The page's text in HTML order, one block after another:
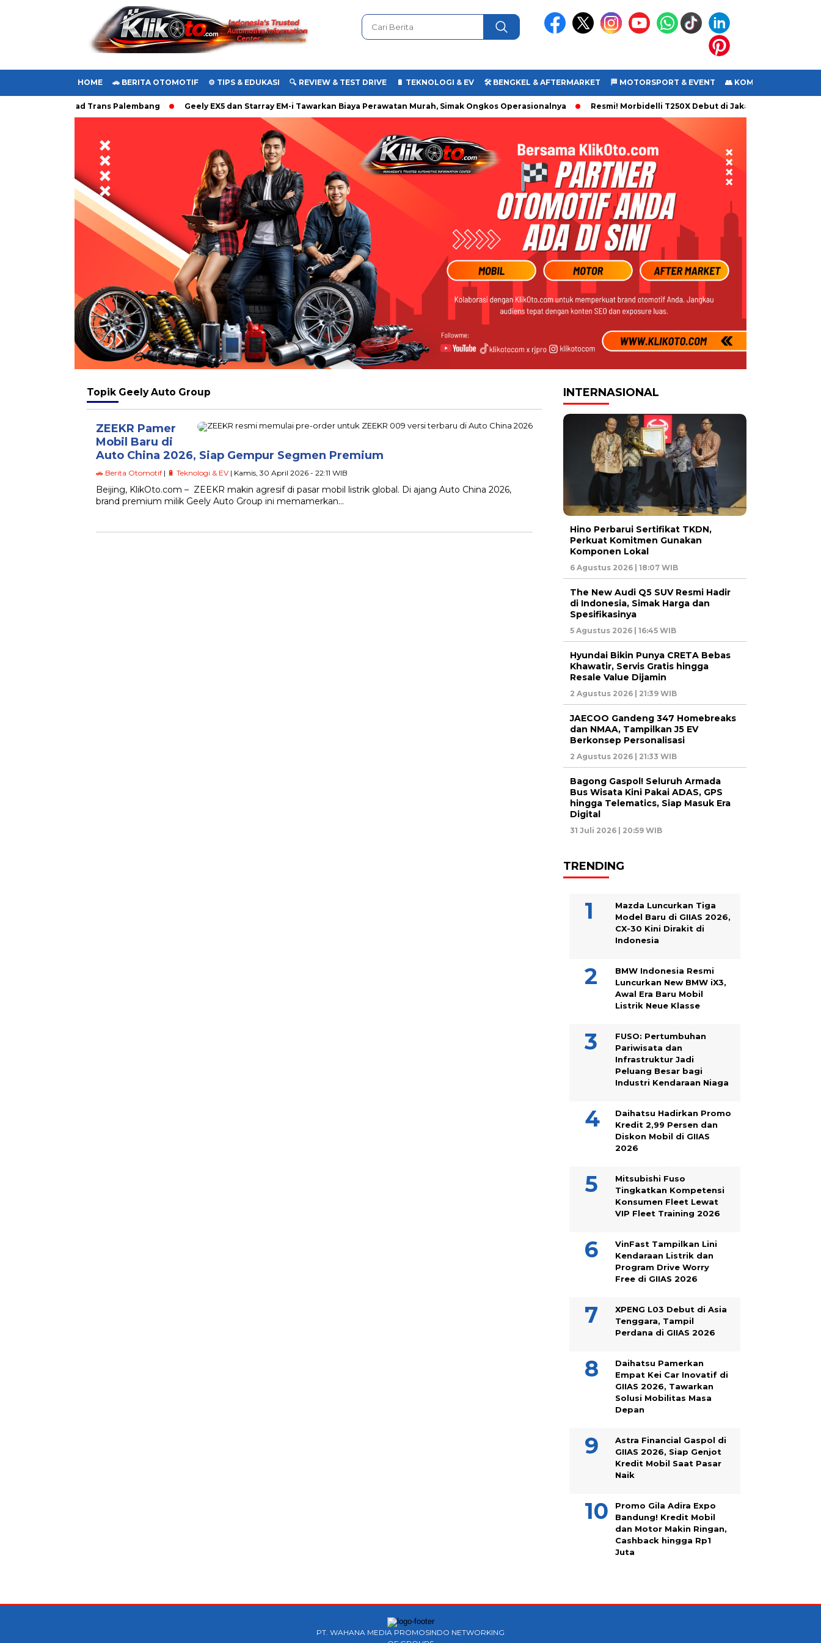
HOME 🚗 BERITA OTOMOTIF ⚙️ TIPS & EDUKASI 🔍 REVIEW & TEST DRIVE 🔋 TEKNOLOGI & EV 🛠️ BENGKEL & AFTERMARKET 🏁 MOTORSPORT & EVENT 👥 KOMUNITAS
ke Laskad Trans Palembang Geely EX5 dan Starray EM-i Tawarkan Biaya Perawatan Murah, Simak Ongkos Operasionalnya Resmi! Morbidelli T250X Debut di Jakarta Fair 2026, Motor
Topik Geely Auto Group
ZEEKR Pamer
Mobil Baru di
Auto China 2026, Siap Gempur Segmen Premium
🚗 Berita Otomotif | 🔋 Teknologi & EV| Kamis, 30 April 2026 - 22:11 WIB
Beijing, KlikOto.com – ZEEKR makin agresif di pasar mobil listrik global. Di ajang Auto China 2026,
brand premium milik Geely Auto Group ini memamerkan…
INTERNASIONAL
Hino Perbarui Sertifikat TKDN,
Perkuat Komitmen Gunakan
Komponen Lokal
6 Agustus 2026 | 18:07 WIB
The New Audi Q5 SUV Resmi Hadir
di Indonesia, Simak Harga dan
Spesifikasinya
5 Agustus 2026 | 16:45 WIB
Hyundai Bikin Punya CRETA Bebas
Khawatir, Servis Gratis hingga
Resale Value Dijamin
2 Agustus 2026 | 21:39 WIB
JAECOO Gandeng 347 Homebreaks
dan NMAA, Tampilkan J5 EV
Berkonsep Personalisasi
2 Agustus 2026 | 21:33 WIB
Bagong Gaspol! Seluruh Armada
Bus Wisata Kini Pakai ADAS, GPS
hingga Telematics, Siap Masuk Era
Digital
31 Juli 2026 | 20:59 WIB
TRENDING
Mazda Luncurkan Tiga
Model Baru di GIIAS 2026,
CX-30 Kini Dirakit di
Indonesia
BMW Indonesia Resmi
Luncurkan New BMW iX3,
Awal Era Baru Mobil
Listrik Neue Klasse
FUSO: Pertumbuhan
Pariwisata dan
Infrastruktur Jadi
Peluang Besar bagi
Industri Kendaraan Niaga
Daihatsu Hadirkan Promo
Kredit 2,99 Persen dan
Diskon Mobil di GIIAS
2026
Mitsubishi Fuso
Tingkatkan Kompetensi
Konsumen Fleet Lewat
VIP Fleet Training 2026
VinFast Tampilkan Lini
Kendaraan Listrik dan
Program Drive Worry
Free di GIIAS 2026
XPENG L03 Debut di Asia
Tenggara, Tampil
Perdana di GIIAS 2026
Daihatsu Pamerkan
Empat Kei Car Inovatif di
GIIAS 2026, Tawarkan
Solusi Mobilitas Masa
Depan
Astra Financial Gaspol di
GIIAS 2026, Siap Genjot
Kredit Mobil Saat Pasar
Naik
Promo Gila Adira Expo
Bandung! Kredit Mobil
dan Motor Makin Ringan,
Cashback hingga Rp1
Juta
PT. WAHANA MEDIA PROMOSINDO NETWORKING